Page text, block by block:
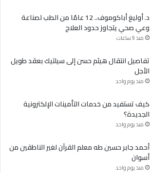
د. أوليغ أباكوموف.. 12 عامًا من الطب لصناعة
وعي صحي يتجاوز حدود العلاج
منذ 9 ساعات
تفاصيل انتقال هيثم حسن إلى سيلتيك بعقد طويل
الأجل
منذ يوم واحد
كيف تستفيد من خدمات التأمينات الإلكترونية
الجديدة؟
منذ يوم واحد
أحمد جابر حسين طه معلم القرآن لغير الناطقين من
أسوان
منذ يوم واحد